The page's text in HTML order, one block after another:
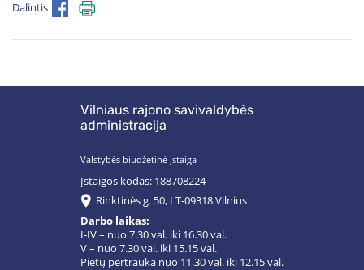
Dalintis
Vilniaus rajono savivaldybės
administracija
Valstybės biudžetinė įstaiga
Įstaigos kodas: 188708224
Rinktinės g. 50, LT-09318 Vilnius
Darbo laikas:
I-IV – nuo 7.30 val. iki 16.30 val.
V – nuo 7.30 val. iki 15.15 val.
Pietų pertrauka nuo 11.30 val. iki 12.15 val.